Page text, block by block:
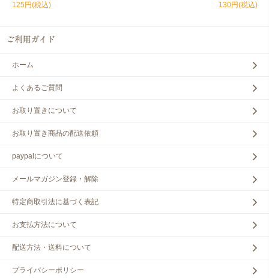
125円(税込)
130円(税込)
ホーム
よくあるご質問
お取り置きについて
お取り置き商品の配送依頼
paypalについて
メールマガジン登録・解除
特定商取引法に基づく表記
お支払方法について
配送方法・送料について
プライバシーポリシー